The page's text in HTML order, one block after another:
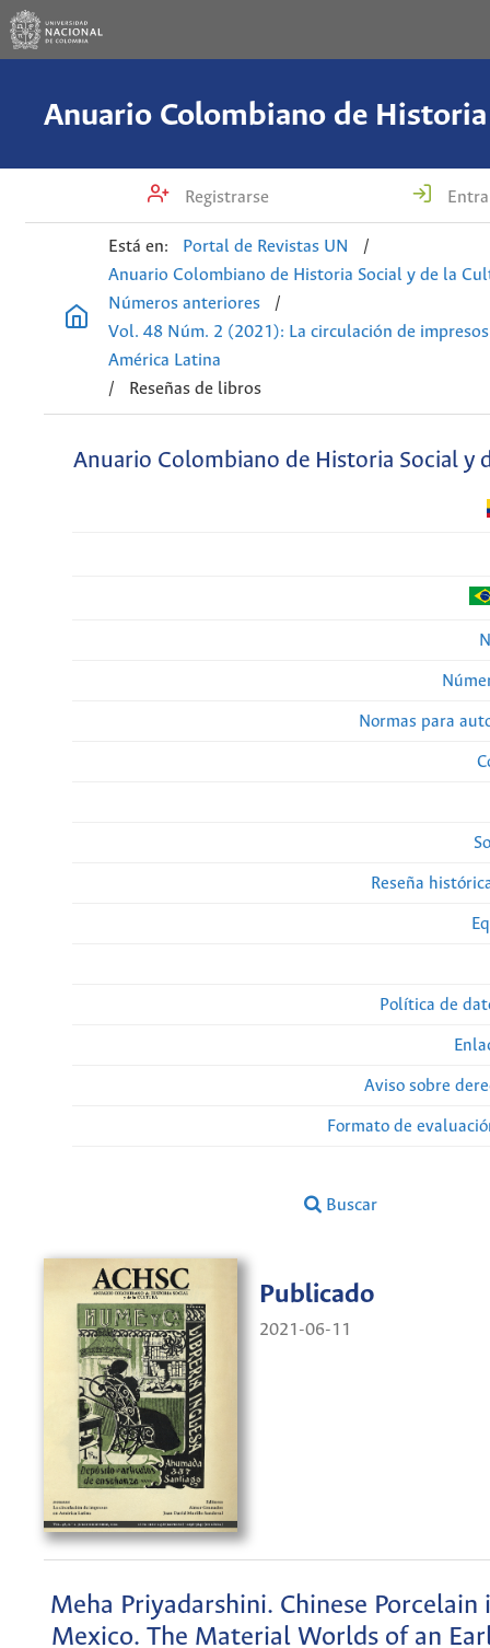
Registrarse
Está en: Portal de Revistas UN
/
Anuario Colombiano de Historia Social y de la
Números anteriores
/
Vol. 48 Núm. 2 (2021): La circulación de
América Latina
/
Reseñas de libros
Anuario Colombiano de Historia Social y
Normas para
Reseña
Política de
Aviso sobre
Formato de
Buscar
Publicado
2021-06-11
Meha Priyadarshini. Chinese Porcelain
Mexico. The Material Worlds of an